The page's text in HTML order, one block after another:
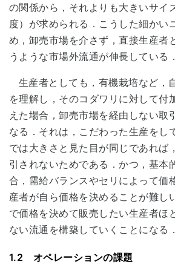
の関係から，それよりも大きいサイ
度）が求められる．こうした細かい
め，卸売市場を介さず，直接生産者
うような市場外流通が伸長している．
生産者としても，有機栽培など，
を理解し，そのコダワリに対して付
えた場合，卸売市場を経由しない取
なる．それは，こだわった生産をし
では大きさと見た目が同じであれば
引されないためである．かつ，基本
合，需給バランスやセリによって価
産者が自ら価格を決めることが難し
で価格を決めて販売したい生産者ほ
ない流通を構築していくことになる．
1.2 オペレーションの課題